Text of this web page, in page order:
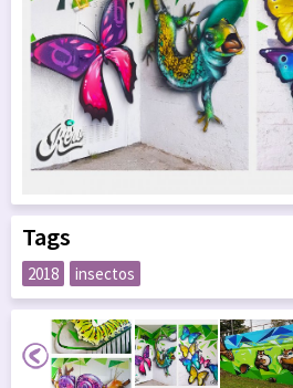
Tags
2018 insectos